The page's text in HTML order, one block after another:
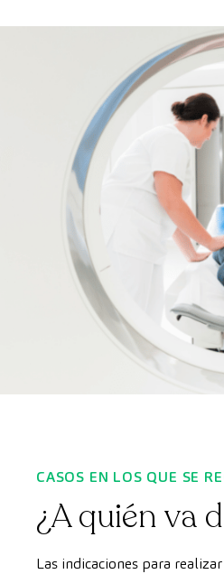
CASOS EN LOS QUE SE
¿A quién va
Las indicaciones para